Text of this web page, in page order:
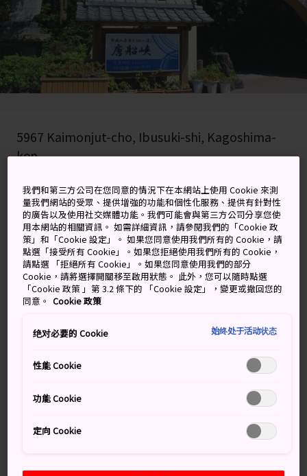
5967 Kaimonjut-cho, Ibusuki-shi, Kagoshima-
ken
在 Google 地圖上檢視
取得轉乘資訊
關鍵字 地圖
在美麗峽谷邊享用流水素麵午餐
流水素麵是鹿兒島最著名的夏季小食之一，又以
為地道出名。附近還有美不勝收的唐船峽景區。
唐船峽流水素麵通常僅在夏季提供，但在唐船峽一年四季
均可享用這道獨特美食。
知識補給站
我們和第三方公司在您同意的情況下在本網站上使用 Cookie 來測
量我們網站的受眾、提供增強的功能和個性化服務、提供有針對性
的廣告以及使用社交媒體功能。我們可能會與第三方公司分享您使
用本網站的相關資訊。 如需詳細資訊，請參閱我們的「Cookie 政
策」和「Cookie 設定」。 如果您同意使用我們所有的 Cookie，請
點選「接受所有 Cookie」。如果您拒絕使用我們所有的 Cookie，
請點選 「拒絕所有 Cookie」。如果您同意使用我們的部分
Cookie，請將選擇開關移至啟用狀態。 此外，您可以隨時點選
「Cookie 政策 」第 3.2 條下的 「Cookie 設定」，變更或撤回您的
同意。 Cookie 政策
绝对必要的 Cookie 始终处于活动状态
性能 Cookie
功能 Cookie
定向 Cookie